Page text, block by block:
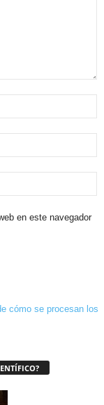
en este navegador
cómo se procesan los